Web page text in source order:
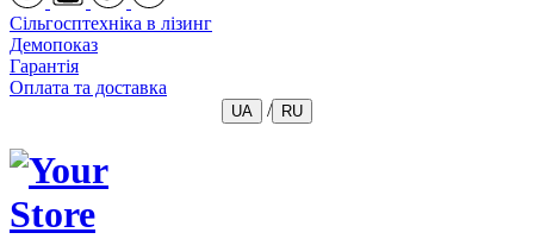
Сільгосптехніка в лізинг
Демопоказ
Гарантія
Оплата та доставка
UA / RU